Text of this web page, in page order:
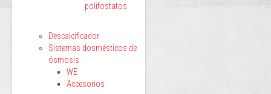
polifostatos
Descalcificador
Sistemas dosmésticos de
ósmosis
WE
Accesorios